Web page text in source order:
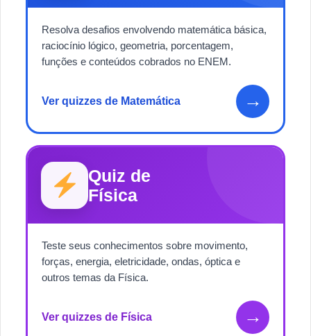
Resolva desafios envolvendo matemática básica,
raciocínio lógico, geometria, porcentagem,
funções e conteúdos cobrados no ENEM.
Ver quizzes de Matemática →
Quiz de
Física
Teste seus conhecimentos sobre movimento,
forças, energia, eletricidade, ondas, óptica e
outros temas da Física.
Ver quizzes de Física →